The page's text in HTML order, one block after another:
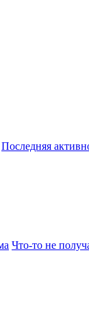
Последняя
Что-то не